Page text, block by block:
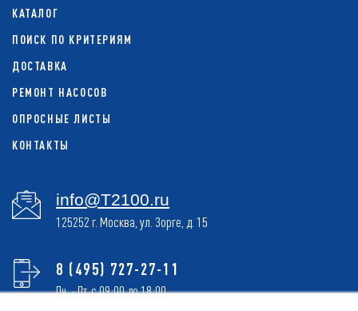
КАТАЛОГ
ПОИСК ПО КРИТЕРИЯМ
ДОСТАВКА
РЕМОНТ НАСОСОВ
ОПРОСНЫЕ ЛИСТЫ
КОНТАКТЫ
info@T2100.ru
125252 г. Москва, ул. Зорге, д. 15
8 (495) 727-27-11
Пн. - Пт. с 09:00 до 18:00